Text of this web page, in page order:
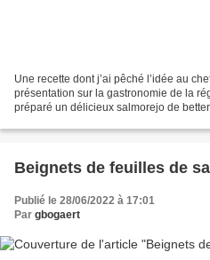
Une recette dont j’ai pêché l’idée au
présentation sur la gastronomie de la
préparé un délicieux salmorejo de
Beignets de feuilles de
Publié le 28/06/2022 à 17:01
Par gbogaert